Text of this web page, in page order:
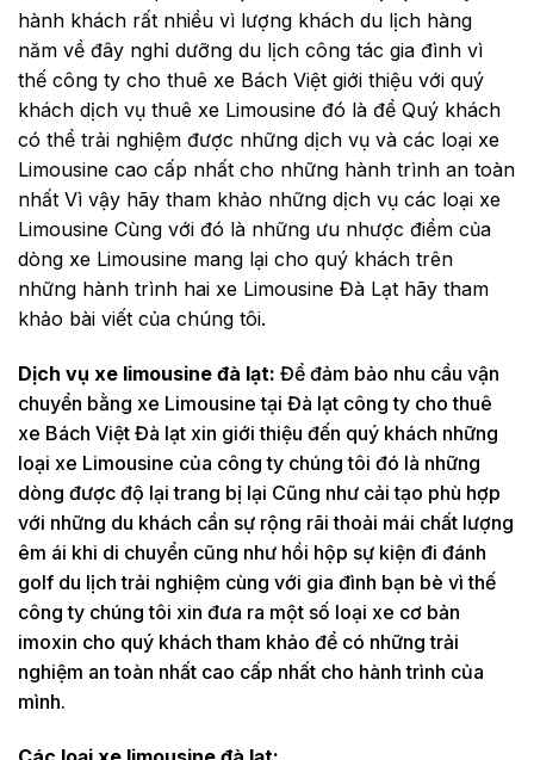
hành khách rất nhiều vì lượng khách du lịch hàng
năm về đây nghỉ dưỡng du lịch công tác gia đình vì
thế công ty cho thuê xe Bách Việt giới thiệu với quý
khách dịch vụ thuê xe Limousine đó là để Quý khách
có thể trải nghiệm được những dịch vụ và các loại xe
Limousine cao cấp nhất cho những hành trình an toàn
nhất Vì vậy hãy tham khảo những dịch vụ các loại xe
Limousine Cùng với đó là những ưu nhược điểm của
dòng xe Limousine mang lại cho quý khách trên
những hành trình hai xe Limousine Đà Lạt hãy tham
khảo bài viết của chúng tôi.
Dịch vụ xe limousine đà lạt: Để đảm bảo nhu cầu vận
chuyển bằng xe Limousine tại Đà lạt công ty cho thuê
xe Bách Việt Đà lạt xin giới thiệu đến quý khách những
loại xe Limousine của công ty chúng tôi đó là những
dòng được độ lại trang bị lại Cũng như cải tạo phù hợp
với những du khách cần sự rộng rãi thoải mái chất lượng
êm ái khi di chuyển cũng như hồi hộp sự kiện đi đánh
golf du lịch trải nghiệm cùng với gia đình bạn bè vì thế
công ty chúng tôi xin đưa ra một số loại xe cơ bản
imoxin cho quý khách tham khảo để có những trải
nghiệm an toàn nhất cao cấp nhất cho hành trình của
mình.